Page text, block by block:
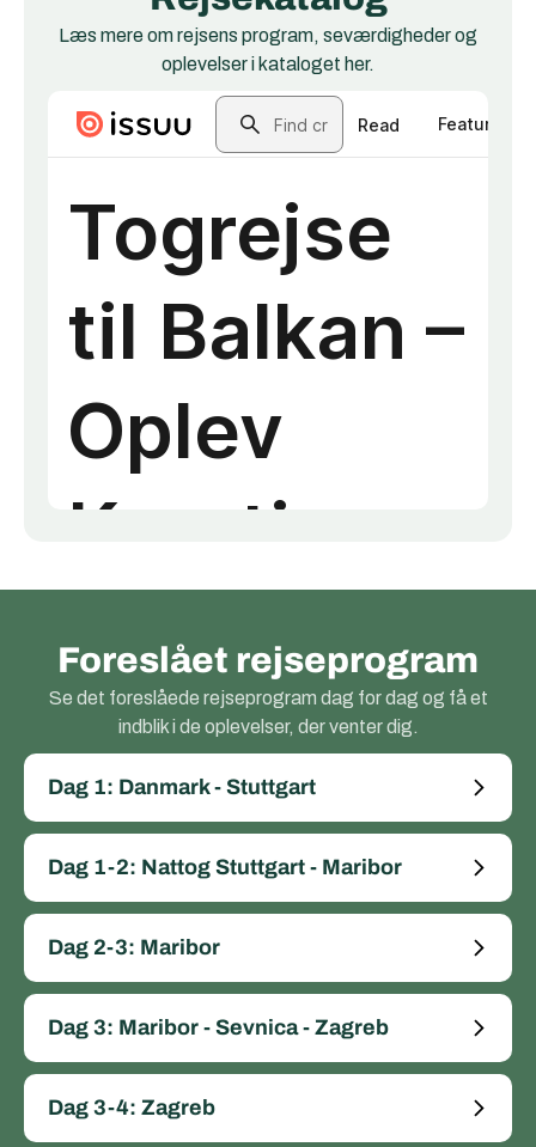
Læs mere om rejsens program, seværdigheder og
oplevelser i kataloget her.
Foreslået rejseprogram
Se det foreslåede rejseprogram dag for dag og få et
indblik i de oplevelser, der venter dig.
Dag 1: Danmark - Stuttgart
Dag 1-2: Nattog Stuttgart - Maribor
Dag 2-3: Maribor
Dag 3: Maribor - Sevnica - Zagreb
Dag 3-4: Zagreb